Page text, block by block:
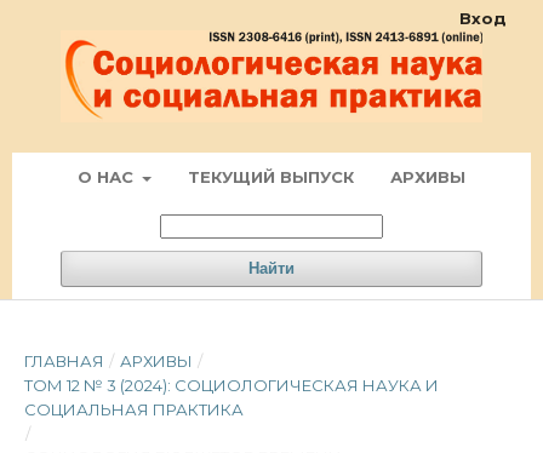
О НАС ТЕКУЩИЙ ВЫПУСК АРХИВЫ
Найти
Вход
ГЛАВНАЯ / АРХИВЫ /
ТОМ 12 № 3 (2024): СОЦИОЛОГИЧЕСКАЯ НАУКА И
СОЦИАЛЬНАЯ ПРАКТИКА
/